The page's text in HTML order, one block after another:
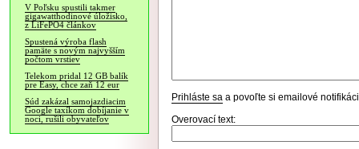
V Poľsku spustili takmer
gigawatthodinové úložisko,
z LiFePO4 článkov
Spustená výroba flash
pamäte s novým najvyšším
počtom vrstiev
Telekom pridal 12 GB balík
pre Easy, chce zaň 12 eur
Súd zakázal samojazdiacim
Google taxíkom dobíjanie v
noci, rušili obyvateľov
Prihláste sa a povoľte si emailové
Overovací text: